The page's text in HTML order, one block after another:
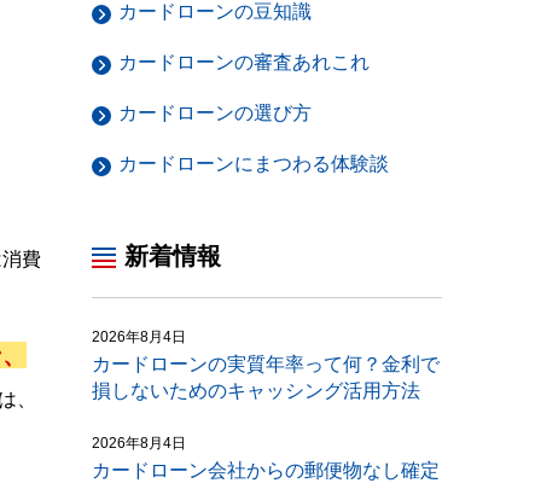
費
、
カードローンの豆知識
カードローンの審査あれこれ
カードローンの選び方
カードローンにまつわる体験談
新着情報
2026年8月4日
カードローンの実質年率って何？金利で
損しないためのキャッシング活用方法
2026年8月4日
カードローン会社からの郵便物なし確定